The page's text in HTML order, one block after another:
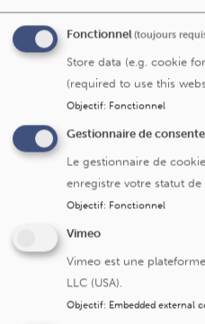
C
Chirurgie de l'épilepsie
Imagerie fonctionnelle
Fonctionnel(toujours
Store data (e.g. cookie
(required to use this
Objectif: Fonctionnel
Gestionnaire de
Le gestionnaire de
enregistre votre statut
Objectif: Fonctionnel
Vimeo
Vimeo est une
LLC (USA).
Objectif: Embedded external